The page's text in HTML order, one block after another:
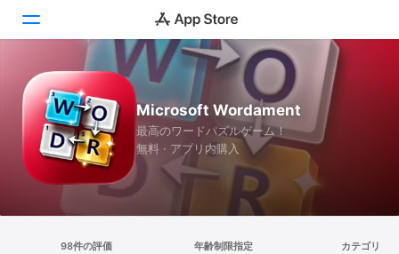
Today
ゲーム
アプリ
Arcade
検索
Microsoft Wordament
最高のワードパズルゲーム！
無料 · アプリ内購入
98件の評価 年齢制限指定 カテゴリ